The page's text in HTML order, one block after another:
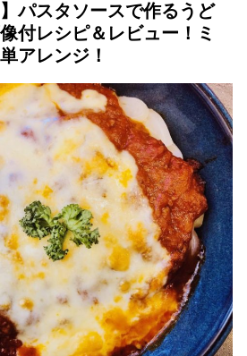
】パスタソースで作るうど
付レシピ＆レビュー！ミ
アレンジ！